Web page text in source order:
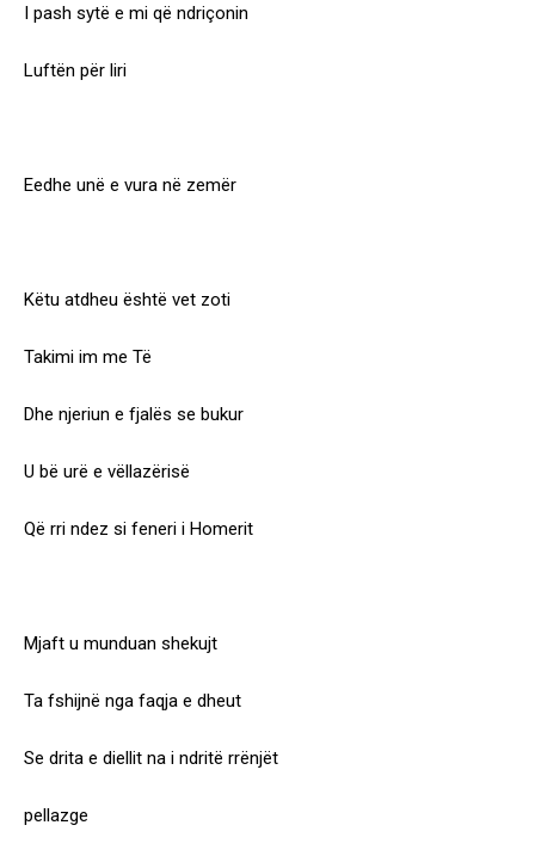
I pash sytë e mi që ndriçonin
Luftën për liri
Eedhe unë e vura në zemër
Këtu atdheu është vet zoti
Takimi im me Të
Dhe njeriun e fjalës se bukur
U bë urë e vëllazërisë
Që rri ndez si feneri i Homerit
Mjaft u munduan shekujt
Ta fshijnë nga faqja e dheut
Se drita e diellit na i ndritë rrënjët
pellazge